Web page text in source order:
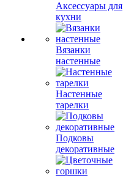
Аксессуары для
кухни
Вязанки
настенные
Настенные
тарелки
Подковы
декоративные